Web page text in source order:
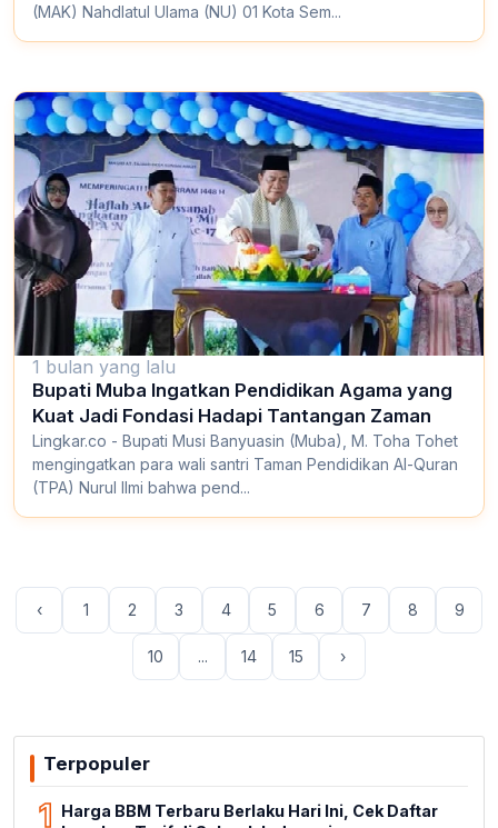
(MAK) Nahdlatul Ulama (NU) 01 Kota Sem...
1 bulan yang lalu
Bupati Muba Ingatkan Pendidikan Agama yang
Kuat Jadi Fondasi Hadapi Tantangan Zaman
Lingkar.co - Bupati Musi Banyuasin (Muba), M. Toha Tohet
mengingatkan para wali santri Taman Pendidikan Al-Quran
(TPA) Nurul Ilmi bahwa pend...
‹ 1 2 3 4 5 6 7 8 9
10 ... 14 15 ›
Terpopuler
1 Harga BBM Terbaru Berlaku Hari Ini, Cek Daftar